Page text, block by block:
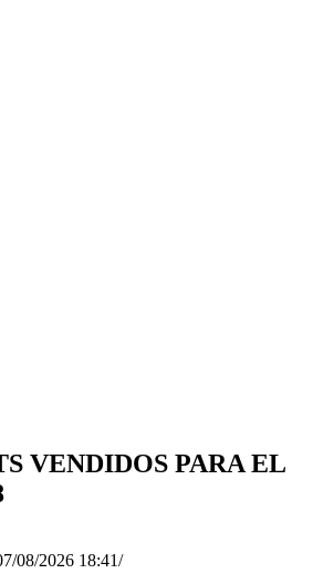
VENDIDOS PARA EL
08/2026 18:41